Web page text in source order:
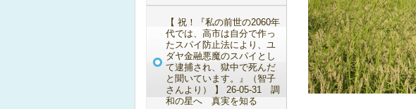
【 祝！『私の前世の2060年
代では、高市は自分で作っ
たスパイ防止法により、ユ
ダヤ金融悪魔のスパイとし
て逮捕され、獄中で死んだ
と聞いています。』（智子
さんより） 】 26-05-31 調
和の星へ 真実を知る